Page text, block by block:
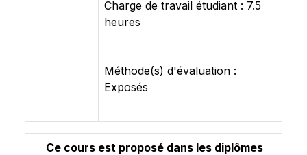
Charge de travail étudiant : 7.5
heures
Méthode(s) d'évaluation :
Exposés
Ce cours est proposé dans les diplômes